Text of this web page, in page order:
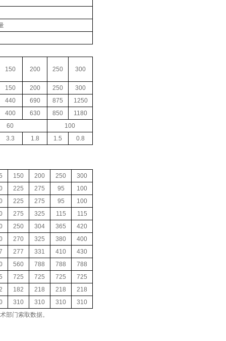
150 200 250 300
150 200 250
300
440 690 875
1250
400 630 850
1180
60
100
3.3 1.8 1.5
0.8
150 200 250 300
225 275 95
100
225 275 95
100
275 325 115 115
250 304 365
420
270 325 380
400
277 331 410 430
560 788 788
788
725 725 725
725
182 218 218
218
310 310 310
310
部门索取数据。